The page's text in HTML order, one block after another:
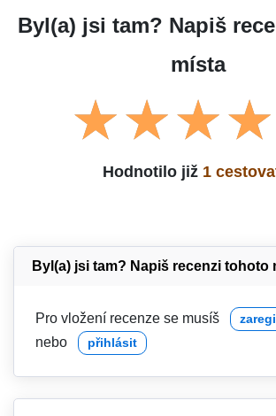
Byl(a) jsi tam? Napiš
místa
Hodnotilo již 1
Byl(a) jsi tam? Napiš recenzi tohoto
Pro vložení recenze se musíš
nebo přihlásit